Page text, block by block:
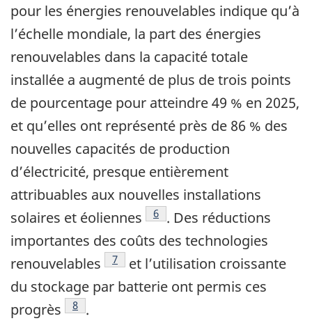
pour les énergies renouvelables indique qu’à
l’échelle mondiale, la part des énergies
renouvelables dans la capacité totale
installée a augmenté de plus de trois points
de pourcentage pour atteindre 49 % en 2025,
et qu’elles ont représenté près de 86 % des
nouvelles capacités de production
d’électricité, presque entièrement
attribuables aux nouvelles installations
solaires et éoliennes
Footnote
6 . Des réductions
importantes des coûts des technologies
renouvelables
Footnote
7
et l’utilisation croissante
du stockage par batterie ont permis ces
progrès
Footnote
8 .